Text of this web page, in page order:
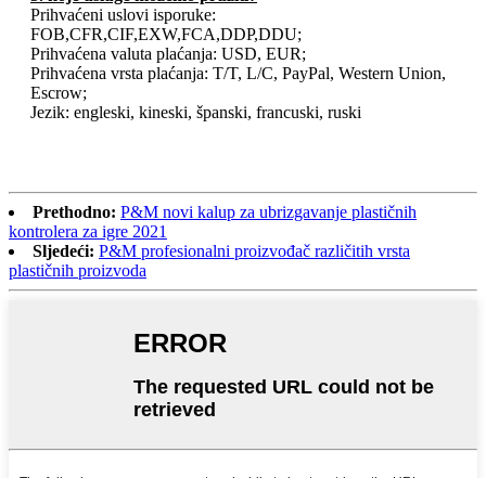
Prihvaćeni uslovi isporuke:
FOB,CFR,CIF,EXW,FCA,DDP,DDU;
Prihvaćena valuta plaćanja: USD, EUR;
Prihvaćena vrsta plaćanja: T/T, L/C, PayPal, Western Union,
Escrow;
Jezik: engleski, kineski, španski, francuski, ruski
Prethodno: P&M novi kalup za ubrizgavanje plastičnih
kontrolera za igre 2021
Sljedeći: P&M profesionalni proizvođač različitih vrsta
plastičnih proizvoda